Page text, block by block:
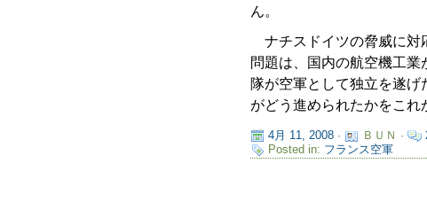
ん。
ナチスドイツの脅威に対
問題は、国内の航空機工
隊が空軍として独立を遂
がどう進められたかをこれ
4月 11, 2008 · ＢＵＮ ·
Posted in: フランス空軍